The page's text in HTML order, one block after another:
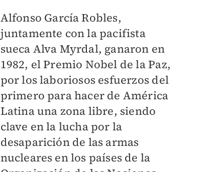
Alfonso García Robles,
juntamente con la pacifista
sueca Alva Myrdal, ganaron en
1982, el Premio Nobel de la Paz,
por los laboriosos esfuerzos del
primero para hacer de América
Latina una zona libre, siendo
clave en la lucha por la
desaparición de las armas
nucleares en los países de la